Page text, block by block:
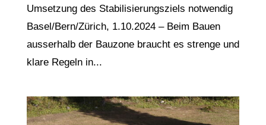
Umsetzung des Stabilisierungsziels notwendig
Basel/Bern/Zürich, 1.10.2024 – Beim Bauen
ausserhalb der Bauzone braucht es strenge und
klare Regeln in...